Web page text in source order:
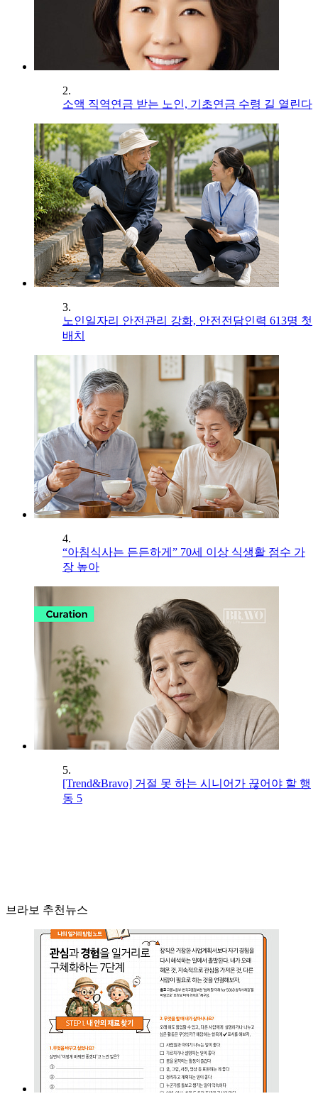
2.
소액 직역연금 받는 노인, 기초연금 수령 길 열린다
3.
노인일자리 안전관리 강화, 안전전담인력 613명 첫
배치
4.
“아침식사는 든든하게” 70세 이상 식생활 점수 가
장 높아
5.
[Trend&Bravo] 거절 못 하는 시니어가 끊어야 할 행
동 5
브라보 추천뉴스